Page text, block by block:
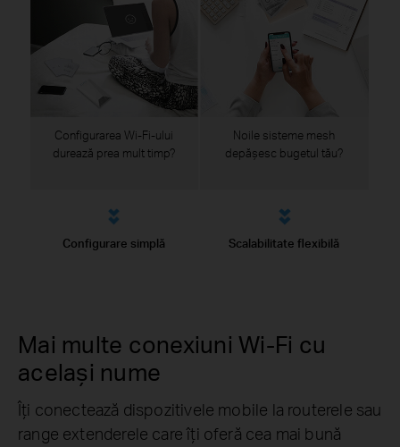
Configurarea Wi-Fi-ului
durează prea mult timp?
Configurare simplă
Noile sisteme mesh
depășesc bugetul tău?
Scalabilitate flexibilă
Mai multe conexiuni Wi-Fi cu
același nume
Îți conectează dispozitivele mobile la routerele sau
range extenderele care îți oferă cea mai bună